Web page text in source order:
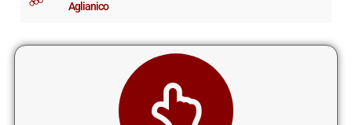
Aglianico